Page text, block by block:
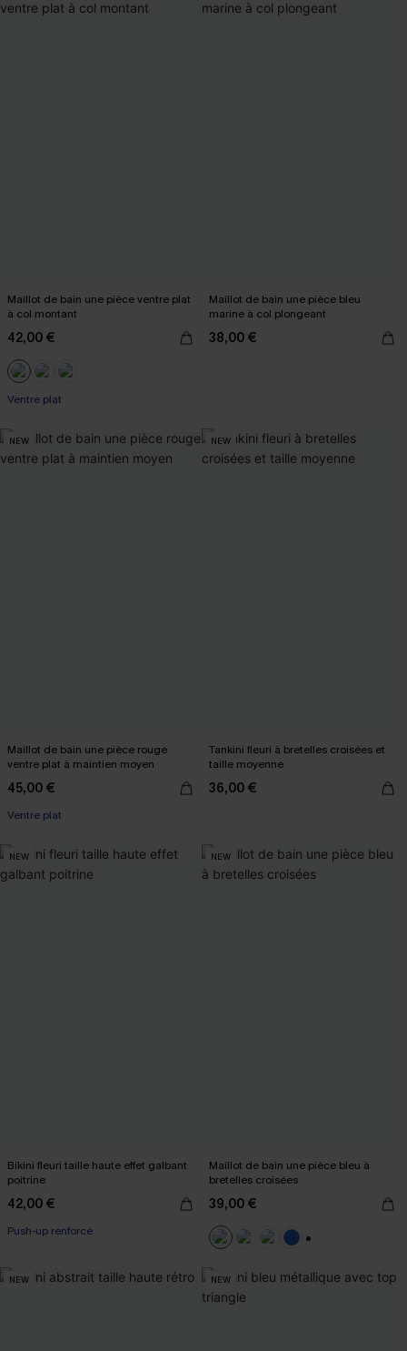
Maillot de bain une pièce ventre plat
à col montant
42,00 €
Ventre plat
Maillot de bain une pièce bleu
marine à col plongeant
38,00 €
NEW
Maillot de bain une pièce rouge
ventre plat à maintien moyen
45,00 €
Ventre plat
NEW
Tankini fleuri à bretelles croisées et
taille moyenne
36,00 €
NEW
Bikini fleuri taille haute effet galbant
poitrine
42,00 €
Push-up renforcé
NEW
Maillot de bain une pièce bleu à
bretelles croisées
39,00 €
NEW NEW